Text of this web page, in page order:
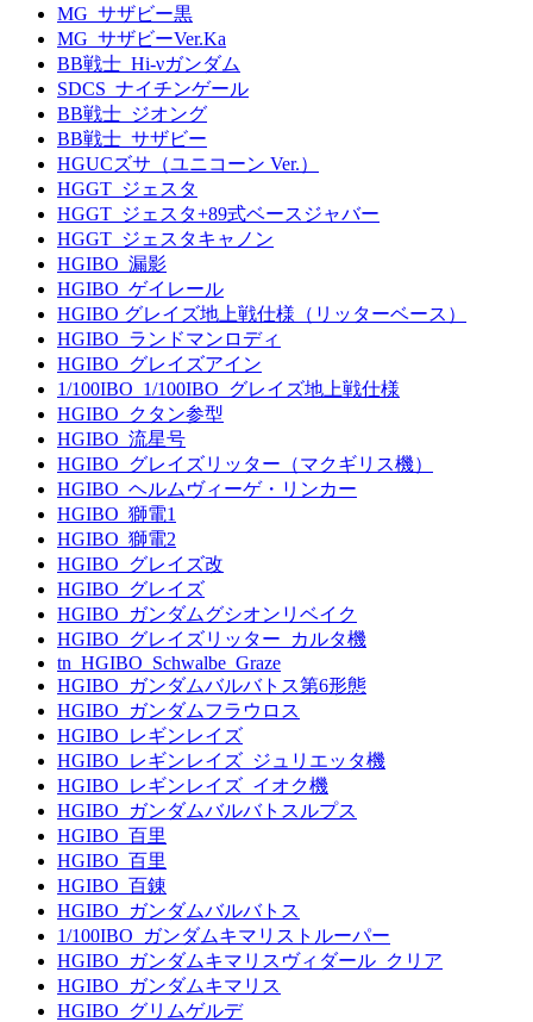
MG_サザビー黒
MG_サザビーVer.Ka
BB戦士_Hi-νガンダム
SDCS_ナイチンゲール
BB戦士_ジオング
BB戦士_サザビー
HGUCズサ（ユニコーン Ver.）
HGGT_ジェスタ
HGGT_ジェスタ+89式ベースジャバー
HGGT_ジェスタキャノン
HGIBO_漏影
HGIBO_ゲイレール
HGIBO グレイズ地上戦仕様（リッターベース）
HGIBO_ランドマンロディ
HGIBO_グレイズアイン
1/100IBO_1/100IBO_グレイズ地上戦仕様
HGIBO_クタン参型
HGIBO_流星号
HGIBO_グレイズリッター（マクギリス機）
HGIBO_ヘルムヴィーゲ・リンカー
HGIBO_獅電1
HGIBO_獅電2
HGIBO_グレイズ改
HGIBO_グレイズ
HGIBO_ガンダムグシオンリベイク
HGIBO_グレイズリッター_カルタ機
tn_HGIBO_Schwalbe_Graze
HGIBO_ガンダムバルバトス第6形態
HGIBO_ガンダムフラウロス
HGIBO_レギンレイズ
HGIBO_レギンレイズ_ジュリエッタ機
HGIBO_レギンレイズ_イオク機
HGIBO_ガンダムバルバトスルプス
HGIBO_百里
HGIBO_百里
HGIBO_百錬
HGIBO_ガンダムバルバトス
1/100IBO_ガンダムキマリストルーパー
HGIBO_ガンダムキマリスヴィダール_クリア
HGIBO_ガンダムキマリス
HGIBO_グリムゲルデ